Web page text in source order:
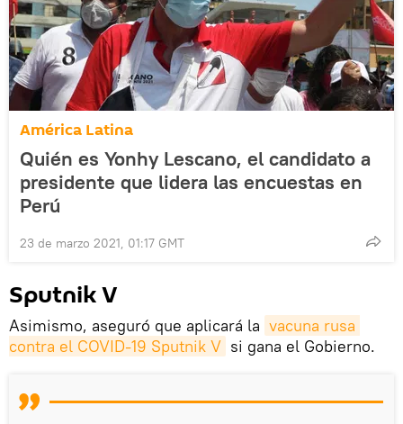
América Latina
Quién es Yonhy Lescano, el candidato a
presidente que lidera las encuestas en
Perú
23 de marzo 2021, 01:17 GMT
Sputnik V
Asimismo, aseguró que aplicará la vacuna rusa
contra el COVID-19 Sputnik V si gana el Gobierno.